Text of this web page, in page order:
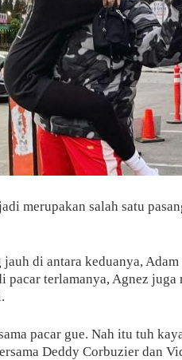
merupakan salah satu
di antara keduanya,
pacar terlamanya, Agnez
pacar gue. Nah itu tuh
Deddy Corbuzier dan